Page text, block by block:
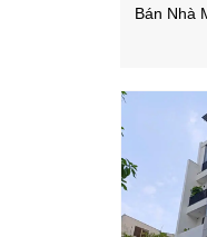
Bán Nhà
Phường